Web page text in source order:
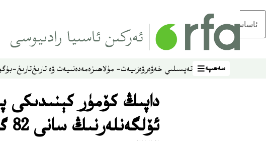
ئاساسلىق مەزمۇنغا ئاتلاڭ
سەھىپە
سەھىپە تەپسىلىي خەۋەرۋەزىيەت- مۇلاھىزەمەدەنىيەت ۋە تارىختارىخ-
داپىڭ كۆمۈر كېنىدىكى
ئۆلگەنلەرنىڭ سانى 82 گە يەتتى